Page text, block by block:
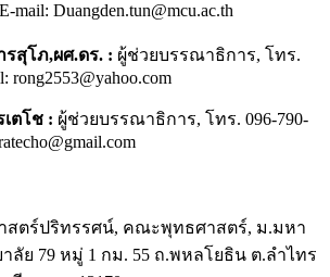
mail: Duangden.tun@mcu.ac.th
รสุโภ,ผศ.ดร. : ผู้ช่วยบรรณาธิการ, โทร.
rong2553@yahoo.com
ตโช : ผู้ช่วยบรรณาธิการ, โทร. 096-790-
สตร์ปริทรรศน์, คณะพุทธศาสตร์, ม.มหา
ลัย 79 หมู่ 1 กม. 55 ถ.พหลโยธิน ต.ลำไทร